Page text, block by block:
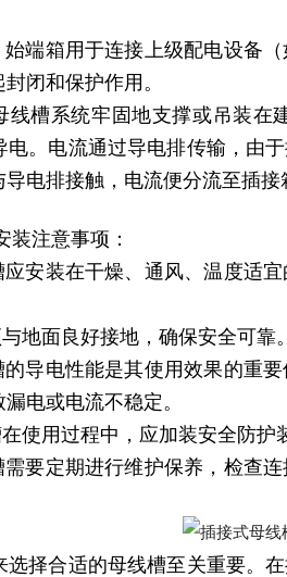
端箱用于连接上级配电设备
闭和保护作用。
线槽系统牢固地支撑或吊装
。电流通过导电排传输，由
电排接触，电流便分流至插接
装注意事项：
安装在干燥、通风、温度适
地面良好接地，确保安全可靠。
导电性能是其使用效果的重
电或电流不稳定。
使用过程中，应加装安全防护
要定期进行维护保养，检查
择合适的母线槽至关重要。